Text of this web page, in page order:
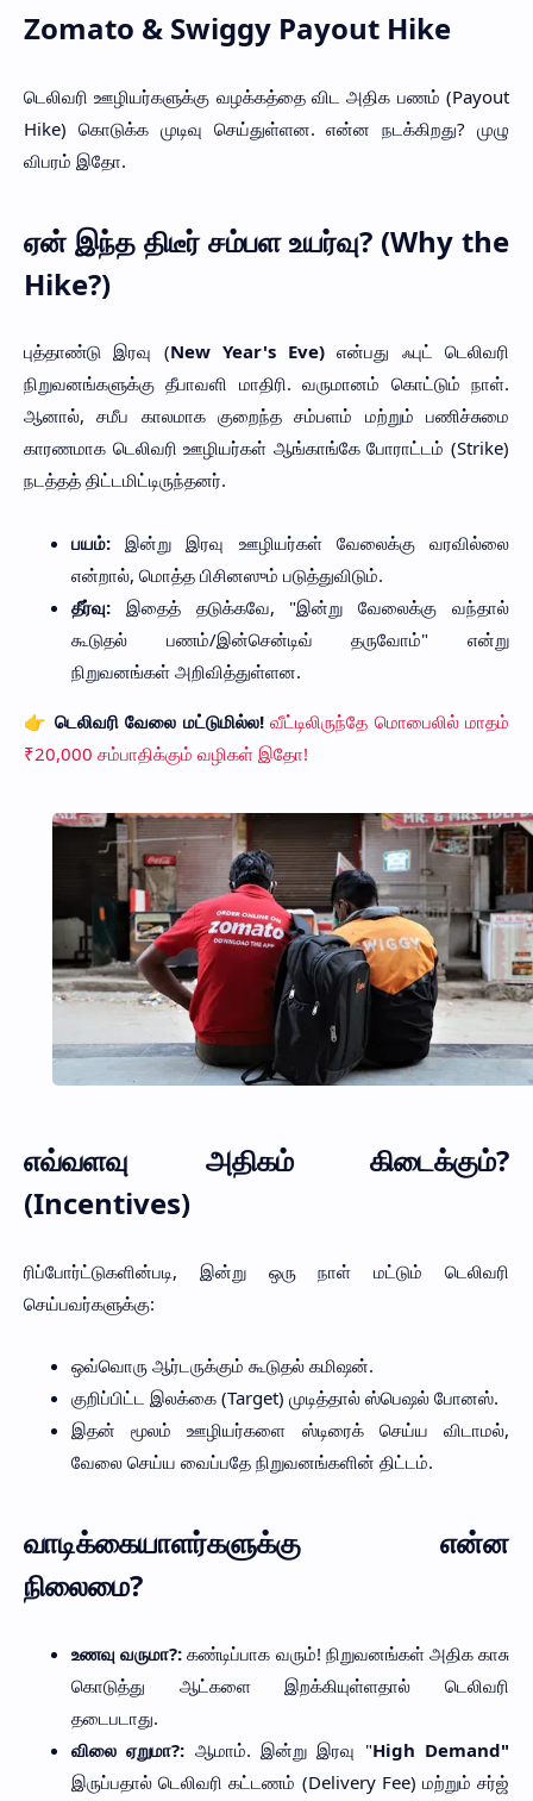
Zomato & Swiggy Payout Hike
டெலிவரி ஊழியர்களுக்கு வழக்கத்தை விட அதிக பணம் (Payout
Hike) கொடுக்க முடிவு செய்துள்ளன. என்ன நடக்கிறது? முழு
விபரம் இதோ.
ஏன் இந்த திடீர் சம்பள உயர்வு? (Why the
Hike?)
புத்தாண்டு இரவு (New Year's Eve) என்பது ஃபுட் டெலிவரி
நிறுவனங்களுக்கு தீபாவளி மாதிரி. வருமானம் கொட்டும் நாள்.
ஆனால், சமீப காலமாக குறைந்த சம்பளம் மற்றும் பணிச்சுமை
காரணமாக டெலிவரி ஊழியர்கள் ஆங்காங்கே போராட்டம் (Strike)
நடத்தத் திட்டமிட்டிருந்தனர்.
பயம்:இன்று இரவு ஊழியர்கள் வேலைக்கு வரவில்லை
என்றால், மொத்த பிசினஸும் படுத்துவிடும்.
தீர்வு: இதைத் தடுக்கவே, "இன்று வேலைக்கு வந்தால்
கூடுதல் பணம்/இன்சென்டிவ் தருவோம்" என்று
நிறுவனங்கள் அறிவித்துள்ளன.
👉 டெலிவரி வேலை மட்டுமில்ல!வீட்டிலிருந்தே மொபைலில் மாதம்
₹20,000 சம்பாதிக்கும் வழிகள் இதோ!
எவ்வளவு அதிகம் கிடைக்கும்?
(Incentives)
ரிப்போர்ட்டுகளின்படி, இன்று ஒரு நாள் மட்டும் டெலிவரி
செய்பவர்களுக்கு:
ஒவ்வொரு ஆர்டருக்கும் கூடுதல் கமிஷன்.
குறிப்பிட்ட இலக்கை (Target) முடித்தால் ஸ்பெஷல் போனஸ்.
இதன் மூலம் ஊழியர்களை ஸ்டிரைக் செய்ய விடாமல்,
வேலை செய்ய வைப்பதே நிறுவனங்களின் திட்டம்.
வாடிக்கையாளர்களுக்கு என்ன
நிலைமை?
உணவு வருமா?: கண்டிப்பாக வரும்! நிறுவனங்கள் அதிக காசு
கொடுத்து ஆட்களை இறக்கியுள்ளதால் டெலிவரி
தடைபடாது.
விலை ஏறுமா?: ஆமாம். இன்று இரவு "High Demand"
இருப்பதால் டெலிவரி கட்டணம் (Delivery Fee) மற்றும் சர்ஜ்